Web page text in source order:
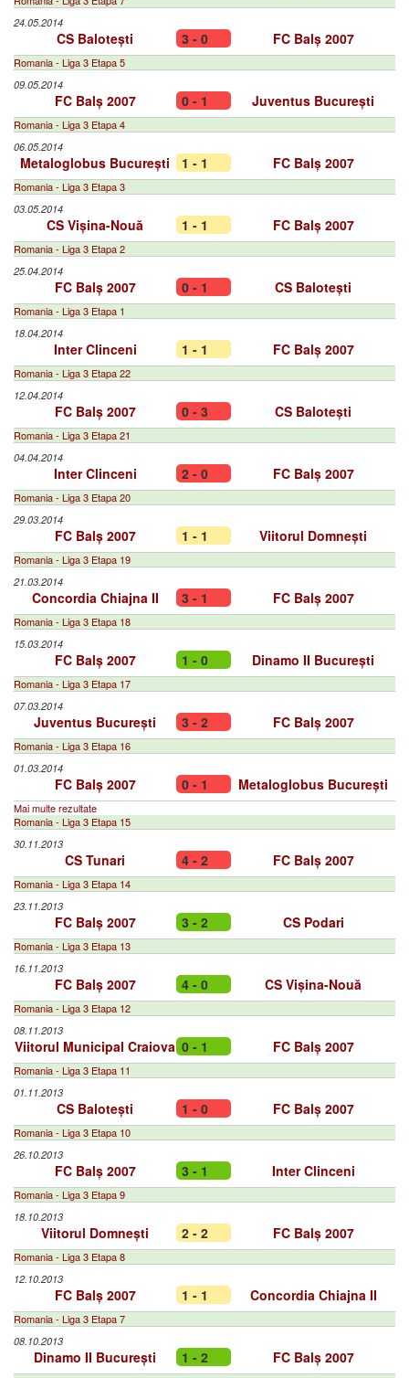
24.05.2014
CS Balotești 3 - 0 FC Balș 2007
Romania - Liga 3 Etapa 5
09.05.2014
FC Balș 2007 0 - 1 Juventus București
Romania - Liga 3 Etapa 4
06.05.2014
Metaloglobus București 1 - 1 FC Balș 2007
Romania - Liga 3 Etapa 3
03.05.2014
CS Vișina-Nouă 1 - 1 FC Balș 2007
Romania - Liga 3 Etapa 2
25.04.2014
FC Balș 2007 0 - 1 CS Balotești
Romania - Liga 3 Etapa 1
18.04.2014
Inter Clinceni 1 - 1 FC Balș 2007
Romania - Liga 3 Etapa 22
12.04.2014
FC Balș 2007 0 - 3 CS Balotești
Romania - Liga 3 Etapa 21
04.04.2014
Inter Clinceni 2 - 0 FC Balș 2007
Romania - Liga 3 Etapa 20
29.03.2014
FC Balș 2007 1 - 1 Viitorul Domnești
Romania - Liga 3 Etapa 19
21.03.2014
Concordia Chiajna II 3 - 1 FC Balș 2007
Romania - Liga 3 Etapa 18
15.03.2014
FC Balș 2007 1 - 0 Dinamo II București
Romania - Liga 3 Etapa 17
07.03.2014
Juventus București 3 - 2 FC Balș 2007
Romania - Liga 3 Etapa 16
01.03.2014
FC Balș 2007 0 - 1 Metaloglobus București
Mai multe rezultate
Romania - Liga 3 Etapa 15
30.11.2013
CS Tunari 4 - 2 FC Balș 2007
Romania - Liga 3 Etapa 14
23.11.2013
FC Balș 2007 3 - 2 CS Podari
Romania - Liga 3 Etapa 13
16.11.2013
FC Balș 2007 4 - 0 CS Vișina-Nouă
Romania - Liga 3 Etapa 12
08.11.2013
Viitorul Municipal Craiova 0 - 1 FC Balș 2007
Romania - Liga 3 Etapa 11
01.11.2013
CS Balotești 1 - 0 FC Balș 2007
Romania - Liga 3 Etapa 10
26.10.2013
FC Balș 2007 3 - 1 Inter Clinceni
Romania - Liga 3 Etapa 9
18.10.2013
Viitorul Domnești 2 - 2 FC Balș 2007
Romania - Liga 3 Etapa 8
12.10.2013
FC Balș 2007 1 - 1 Concordia Chiajna II
Romania - Liga 3 Etapa 7
08.10.2013
Dinamo II București 1 - 2 FC Balș 2007